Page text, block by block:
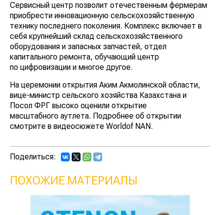
Сервисный центр позволит отечественным фермерам
приобрести инновационную сельскохозяйственную
технику последнего поколения. Комплекс включает в
себя крупнейший склад сельскохозяйственного
оборудования и запасных запчастей, отдел
капитального ремонта, обучающий центр
по цифровизации и многое другое.
На церемонии открытия Аким Акмолинской области,
вице-министр сельского хозяйства Казахстана и
Посол ФРГ высоко оценили открытие
масштабного аутлета. Подробнее об открытии
смотрите в видеосюжете Worldof NAN.
Поделиться:
ПОХОЖИЕ МАТЕРИАЛЫ